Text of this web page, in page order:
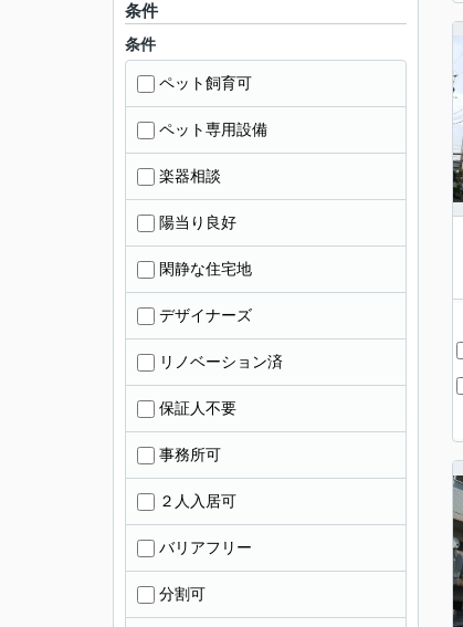
条件
条件
ペット飼育可
ペット専用設備
楽器相談
陽当り良好
閑静な住宅地
デザイナーズ
リノベーション済
保証人不要
事務所可
２人入居可
バリアフリー
分割可